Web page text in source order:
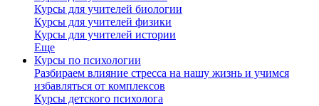
Курсы для учителей биологии
Курсы для учителей физики
Курсы для учителей истории
Еще
Курсы по психологии
Разбираем влияние стресса на нашу жизнь и учимся
избавляться от комплексов
Курсы детского психолога